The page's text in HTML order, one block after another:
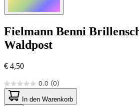
Fielmann Benni
Waldpost
€ 4,50
0.0 (0)
0.0
von
In den Warenkorb